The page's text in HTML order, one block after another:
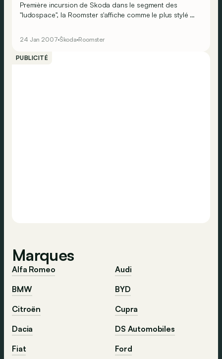
Première incursion de Skoda dans le segment des
"ludospace", la Roomster s'affiche comme le plus stylé de
et autres Fiat Doblo, la Skoda présente un style
radicalement différent, mais néanmoins attirant. En plus
du design, Skoda propose une finition VW, ainsi que
24 Jan 2007 Škoda Roomster
PUBLICITÉ
Marques
Alfa Romeo
Audi
BMW
BYD
Citroën
Cupra
Dacia
DS Automobiles
Fiat
Ford